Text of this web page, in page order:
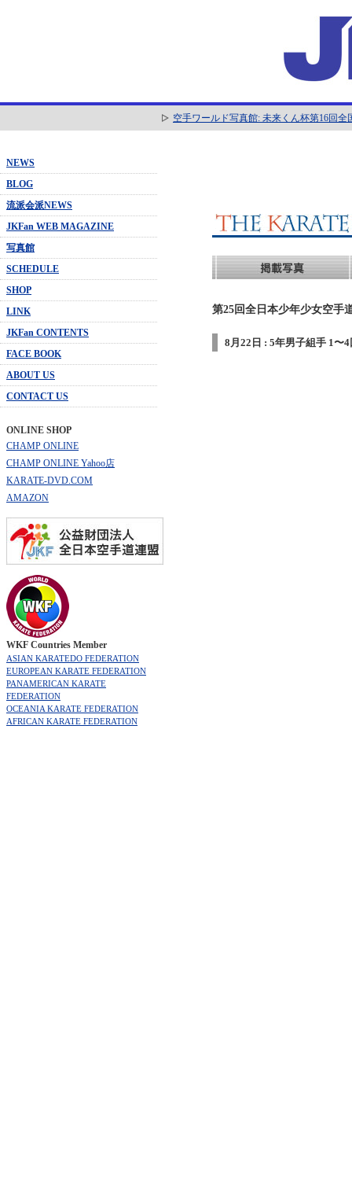
空手ワールド写真館: 未来くん杯第16回
NEWS
BLOG
流派会派NEWS
JKFan WEB MAGAZINE
写真館
SCHEDULE
SHOP
LINK
JKFan CONTENTS
FACE BOOK
ABOUT US
CONTACT US
ONLINE SHOP
CHAMP ONLINE
CHAMP ONLINE Yahoo店
KARATE-DVD.COM
AMAZON
WKF Countries Member
ASIAN KARATEDO FEDERATION
EUROPEAN KARATE FEDERATION
PANAMERICAN KARATE
FEDERATION
OCEANIA KARATE FEDERATION
AFRICAN KARATE FEDERATION
第25回全日本少年少女空手
8月22日 : 5年男子組手 1〜